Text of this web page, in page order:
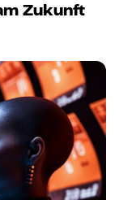
Zukunft